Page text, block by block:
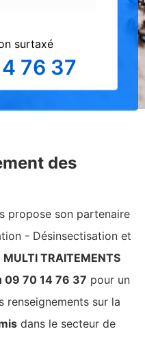
surtaxé
76 37
des
propose son partenaire
- Désinsectisation et
TRAITEMENTS
09 70 14 76 37 pour un
renseignements sur la
dans le secteur de